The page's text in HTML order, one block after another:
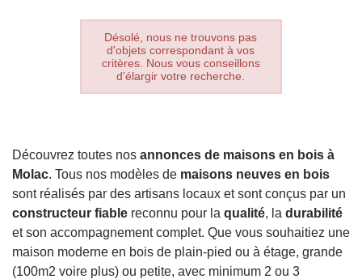
Désolé, nous ne trouvons pas
d'objets correspondant à vos
critères. Nous vous conseillons
d'élargir votre recherche.
Découvrez toutes nos annonces de maisons en bois à
Molac. Tous nos modèles de maisons neuves en bois
sont réalisés par des artisans locaux et sont conçus par un
constructeur fiable reconnu pour la qualité, la durabilité
et son accompagnement complet. Que vous souhaitiez une
maison moderne en bois de plain-pied ou à étage, grande
(100m2 voire plus) ou petite, avec minimum 2 ou 3